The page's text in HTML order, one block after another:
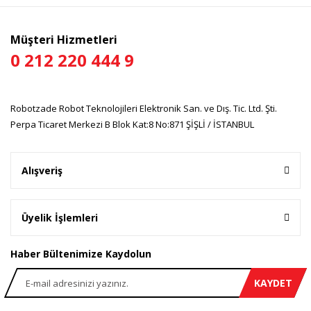
Müşteri Hizmetleri
0 212 220 444 9
Robotzade Robot Teknolojileri Elektronik San. ve Dış. Tic. Ltd. Şti.
Perpa Ticaret Merkezi B Blok Kat:8 No:871 ŞİŞLİ / İSTANBUL
Alışveriş
Üyelik İşlemleri
Haber Bültenimize Kaydolun
KAYDET